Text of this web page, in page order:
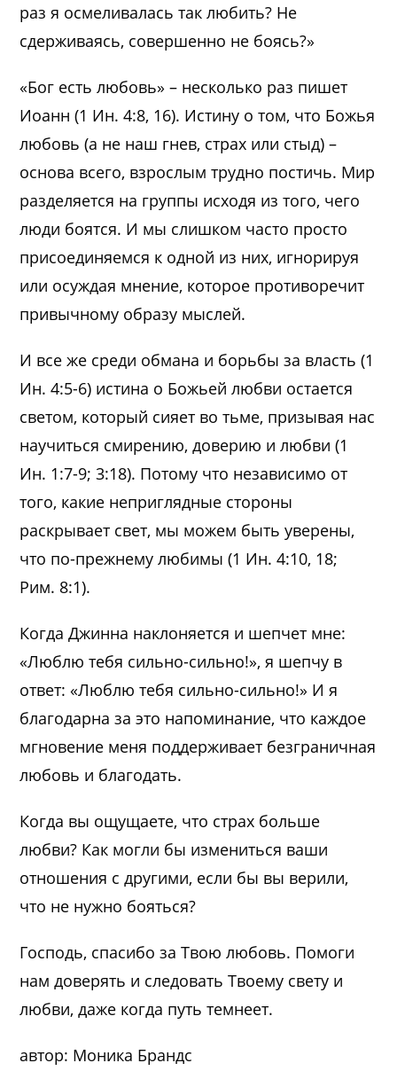
раз я осмеливалась так любить? Не
сдерживаясь, совершенно не боясь?»
«Бог есть любовь» – несколько раз пишет
Иоанн (1 Ин. 4:8, 16). Истину о том, что Божья
любовь (а не наш гнев, страх или стыд) –
основа всего, взрослым трудно постичь. Мир
разделяется на группы исходя из того, чего
люди боятся. И мы слишком часто просто
присоединяемся к одной из них, игнорируя
или осуждая мнение, которое противоречит
привычному образу мыслей.
И все же среди обмана и борьбы за власть (1
Ин. 4:5-6) истина о Божьей любви остается
светом, который сияет во тьме, призывая нас
научиться смирению, доверию и любви (1
Ин. 1:7-9; 3:18). Потому что независимо от
того, какие неприглядные стороны
раскрывает свет, мы можем быть уверены,
что по-прежнему любимы (1 Ин. 4:10, 18;
Рим. 8:1).
Когда Джинна наклоняется и шепчет мне:
«Люблю тебя сильно-сильно!», я шепчу в
ответ: «Люблю тебя сильно-сильно!» И я
благодарна за это напоминание, что каждое
мгновение меня поддерживает безграничная
любовь и благодать.
Когда вы ощущаете, что страх больше
любви? Как могли бы измениться ваши
отношения с другими, если бы вы верили,
что не нужно бояться?
Господь, спасибо за Твою любовь. Помоги
нам доверять и следовать Твоему свету и
любви, даже когда путь темнеет.
автор: Моника Брандс